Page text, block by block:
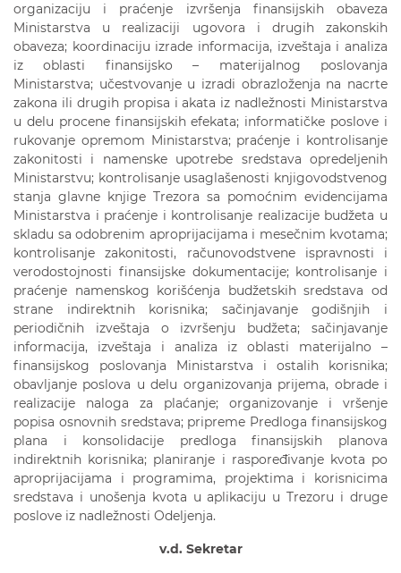
organizaciju i praćenje izvršenja finansijskih obaveza
Ministarstva u realizaciji ugovora i drugih zakonskih
obaveza; koordinaciju izrade informacija, izveštaja i analiza
iz oblasti finansijsko – materijalnog poslovanja
Ministarstva; učestvovanje u izradi obrazloženja na nacrte
zakona ili drugih propisa i akata iz nadležnosti Ministarstva
u delu procene finansijskih efekata; informatičke poslove i
rukovanje opremom Ministarstva; praćenje i kontrolisanje
zakonitosti i namenske upotrebe sredstava opredeljenih
Ministarstvu; kontrolisanje usaglašenosti knjigovodstvenog
stanja glavne knjige Trezora sa pomoćnim evidencijama
Ministarstva i praćenje i kontrolisanje realizacije budžeta u
skladu sa odobrenim aproprijacijama i mesečnim kvotama;
kontrolisanje zakonitosti, računovodstvene ispravnosti i
verodostojnosti finansijske dokumentacije; kontrolisanje i
praćenje namenskog korišćenja budžetskih sredstava od
strane indirektnih korisnika; sačinjavanje godišnjih i
periodičnih izveštaja o izvršenju budžeta; sačinjavanje
informacija, izveštaja i analiza iz oblasti materijalno –
finansijskog poslovanja Ministarstva i ostalih korisnika;
obavljanje poslova u delu organizovanja prijema, obrade i
realizacije naloga za plaćanje; organizovanje i vršenje
popisa osnovnih sredstava; pripreme Predloga finansijskog
plana i konsolidacije predloga finansijskih planova
indirektnih korisnika; planiranje i raspoređivanje kvota po
aproprijacijama i programima, projektima i korisnicima
sredstava i unošenja kvota u aplikaciju u Trezoru i druge
poslove iz nadležnosti Odeljenja.
v.d. Sekretar